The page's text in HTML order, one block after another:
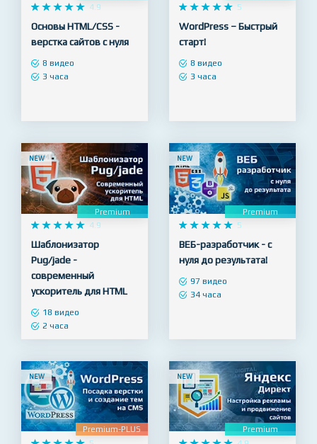
    
     4.9
Основы HTML/CSS -
верстка сайтов с нуля
Premium
  
  
WordPress – Быстрый
старт!
NEW
Premium
   
   
Шаблонизатор
Pug/jade -
современный
ускоритель для HTML
2 часа
NEW
    
     5
ВЕБ-разработчик - с
нуля до результата!
NEW NEW